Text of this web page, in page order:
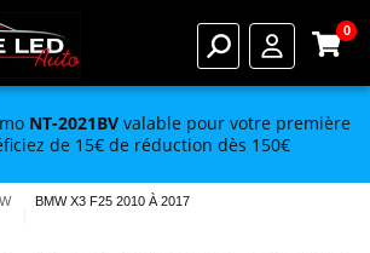
0
NT-2021BV valable pour votre première
de 15€ de réduction dès 150€
BMW X3 F25 2010 À 2017